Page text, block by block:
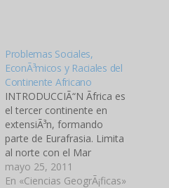
Problemas Sociales,
EconÃ³micos y Raciales del
Continente Africano
INTRODUCCIÃ“N Ãfrica es
el tercer continente en
extensiÃ³n, formando
parte de Eurafrasia. Limita
al norte con el Mar
MediterrÃ¡neo, al oeste
con el OcÃ©ano AtlÃ¡ntico
mayo 25, 2011
En «Ciencias GeogrÃ¡ficas»